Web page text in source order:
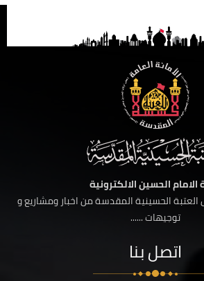
الامام الحسين الالكترونية
الحسينية المقدسة من اخبار ومشاريع و
توجيهات ......
اتصل بنا